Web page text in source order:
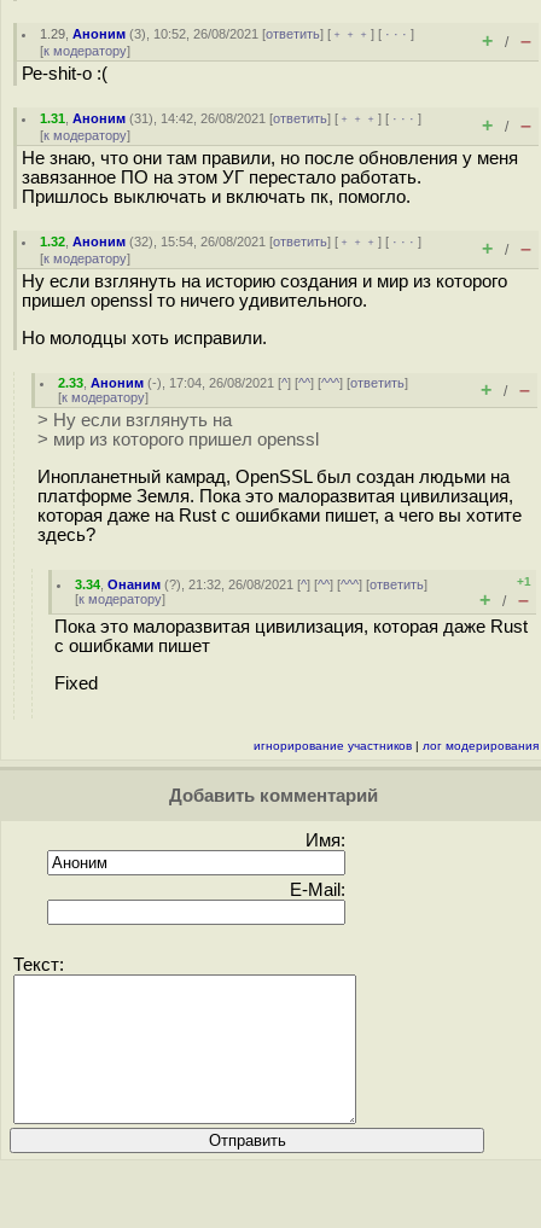
1.29 ,Аноним (3), 10:52, 26/08/2021 [ответить] [ ﹢﹢﹢] [ · · ·]
[к модератору] + / –
Ре-shit-о :(
1.31 ,Аноним (31), 14:42, 26/08/2021 [ответить] [ ﹢﹢﹢] [ · · ·]
[к модератору] + / –
Не знаю, что они там правили, но после обновления у меня
завязанное ПО на этом УГ перестало работать.
Пришлось выключать и включать пк, помогло.
1.32 ,Аноним (32), 15:54, 26/08/2021 [ответить] [ ﹢﹢﹢] [ · · ·]
[к модератору] + / –
Ну если взглянуть на историю создания и мир из которого
пришел openssl то ничего удивительного.
Но молодцы хоть исправили.
2.33 ,Аноним (-), 17:04, 26/08/2021 [^] [^^] [^^^] [ответить]
[к модератору] + / –
> Ну если взглянуть на
> мир из которого пришел openssl
Инопланетный камрад, OpenSSL был создан людьми на
платформе Земля. Пока это малоразвитая цивилизация,
которая даже на Rust с ошибками пишет, а чего вы хотите
здесь?
3.34 ,Онаним (?), 21:32, 26/08/2021 [^] [^^] [^^^] [ответить]
[к модератору]
+1
+ / –
Пока это малоразвитая цивилизация, которая даже Rust
с ошибками пишет
Fixed
игнорирование участников | лог модерирования
Добавить комментарий
Имя:
E-Mail:
Текст: